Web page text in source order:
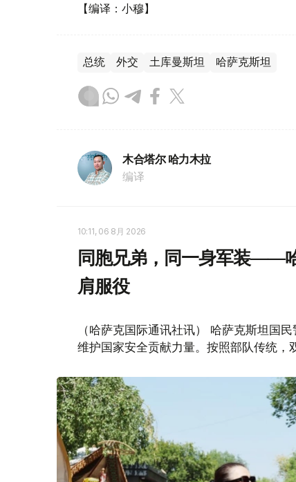
【编译：小穆】
总统 外交 土库曼斯坦 哈萨克斯坦
木合塔尔 哈力木拉
编译
10:11, 06 8月 2026
同胞兄弟，同一身军装——
肩服役
（哈萨克国际通讯社讯） 哈萨克斯坦国
维护国家安全贡献力量。按照部队传统，